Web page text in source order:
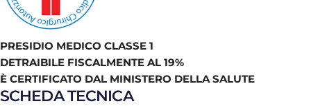
PRESIDIO MEDICO CLASSE 1
DETRAIBILE FISCALMENTE AL 19%
È CERTIFICATO DAL MINISTERO DELLA SALUTE
SCHEDA TECNICA